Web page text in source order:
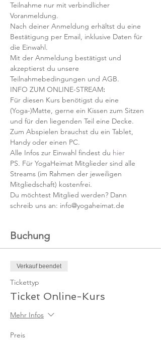
Teilnahme nur mit verbindlicher
Voranmeldung.
Nach deiner Anmeldung erhältst du eine
Bestätigung per Email, inklusive Daten für
die Einwahl.
Mit der Anmeldung bestätigst und
akzeptierst du unsere
Teilnahmebedingungen und AGB.
INFO ZUM ONLINE-STREAM:
Für diesen Kurs benötigst du eine
(Yoga-)Matte, gerne ein Kissen zum Sitzen
und für den liegenden Teil eine Decke.
Zum Abspielen brauchst du ein Tablet,
Handy oder einen PC.
Alle Infos zur Einwahl findest du hier
PS. Für YogaHeimat Mitglieder sind alle
Streams (im Rahmen der jeweiligen
Mitgliedschaft) kostenfrei.
Du möchtest Mitglied werden? Dann
schreib uns an: info@yogaheimat.de
Buchung
Verkauf beendet
Tickettyp
Ticket Online-Kurs
Mehr Infos
Preis